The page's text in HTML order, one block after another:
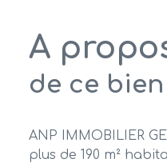
A
de ce bien
ANP IMMOBILIER
plus de 190 m²